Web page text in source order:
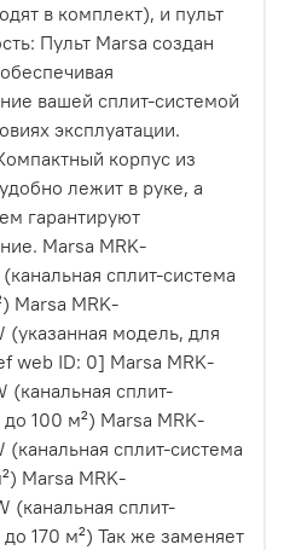
в комплект), и пульт
Пульт Marsa создан
вашей сплит-системой
эксплуатации.
корпус из
лежит в руке, а
гарантируют
Marsa MRK-
сплит-система
Marsa MRK-
(указанная модель, для
web ID: 0] Marsa MRK-
(канальная сплит-
100 м²) Marsa MRK-
сплит-система
Marsa MRK-
(канальная сплит-
170 м²) Так же заменяет